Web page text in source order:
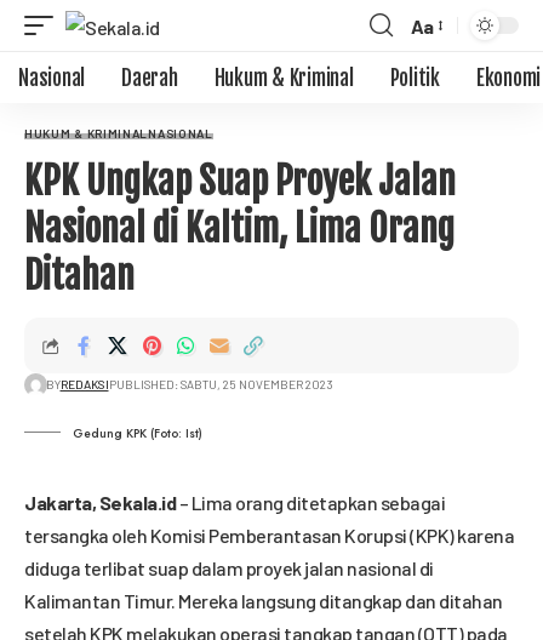
Aa
Nasional Daerah Hukum & Kriminal Politik Ekonomi
HUKUM & KRIMINALNASIONAL
KPK Ungkap Suap Proyek Jalan
Nasional di Kaltim, Lima Orang
Ditahan
BYREDAKSIPUBLISHED: SABTU, 25 NOVEMBER 2023
Gedung KPK (Foto: Ist)
Jakarta, Sekala.id– Lima orang ditetapkan sebagai
tersangka oleh Komisi Pemberantasan Korupsi (KPK) karena
diduga terlibat suap dalam proyek jalan nasional di
Kalimantan Timur. Mereka langsung ditangkap dan ditahan
setelah KPK melakukan operasi tangkap tangan (OTT) pada